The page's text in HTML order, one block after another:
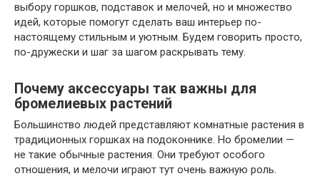
выбору горшков, подставок и мелочей, но и множество
идей, которые помогут сделать ваш интерьер по-
настоящему стильным и уютным. Будем говорить просто,
по-дружески и шаг за шагом раскрывать тему.
Почему аксессуары так важны для
бромелиевых растений
Большинство людей представляют комнатные растения в
традиционных горшках на подоконнике. Но бромелии —
не такие обычные растения. Они требуют особого
отношения, и мелочи играют тут очень важную роль.